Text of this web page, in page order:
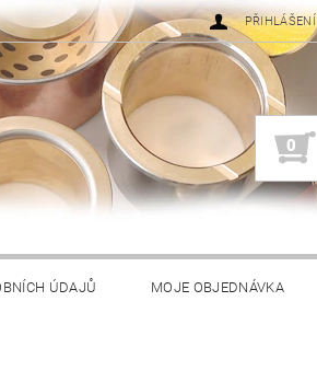
PŘIHLÁŠENÍ
0
ÚDAJŮ MOJE OBJEDNÁVKA